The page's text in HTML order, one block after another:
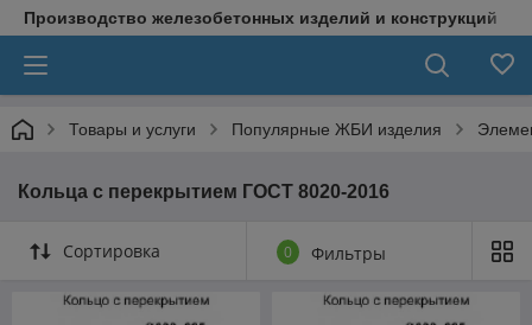
Производство железобетонных изделий и конструкций
Товары и услуги Популярные ЖБИ изделия
Кольца с перекрытием ГОСТ 8020-2016
Сортировка 0 Фильтры